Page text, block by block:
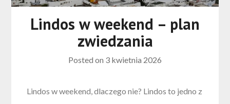
Lindos w weekend – plan
zwiedzania
Posted on 3 kwietnia 2026
Lindos w weekend, dlaczego nie? Lindos to jedno z